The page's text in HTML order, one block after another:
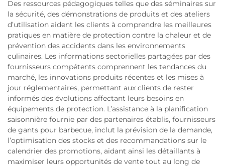
Des ressources pédagogiques telles que des séminaires sur
la sécurité, des démonstrations de produits et des ateliers
d’utilisation aident les clients à comprendre les meilleures
pratiques en matière de protection contre la chaleur et de
prévention des accidents dans les environnements
culinaires. Les informations sectorielles partagées par des
fournisseurs compétents comprennent les tendances du
marché, les innovations produits récentes et les mises à
jour réglementaires, permettant aux clients de rester
informés des évolutions affectant leurs besoins en
équipements de protection. L’assistance à la planification
saisonnière fournie par des partenaires établis, fournisseurs
de gants pour barbecue, inclut la prévision de la demande,
l’optimisation des stocks et des recommandations sur le
calendrier des promotions, aidant ainsi les détaillants à
maximiser leurs opportunités de vente tout au long de